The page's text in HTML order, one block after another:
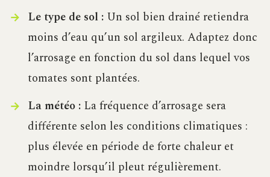
Le type de sol :Un sol bien drainé retiendra
moins d’eau qu’un sol argileux. Adaptez donc
l’arrosage en fonction du sol dans lequel vos
tomates sont plantées.
La météo :La fréquence d’arrosage sera
différente selon les conditions climatiques :
plus élevée en période de forte chaleur et
moindre lorsqu’il pleut régulièrement.